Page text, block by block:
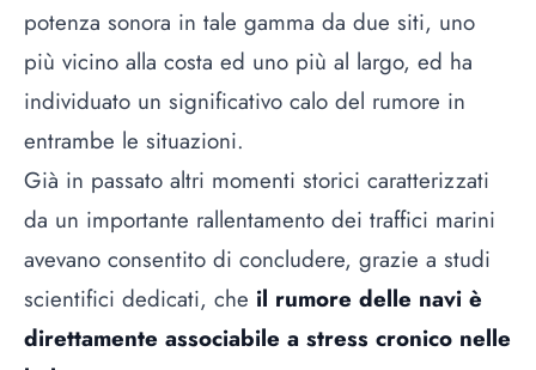
potenza sonora in tale gamma da due siti, uno
più vicino alla costa ed uno più al largo, ed ha
individuato un significativo calo del rumore in
entrambe le situazioni.
Già in passato altri momenti storici caratterizzati
da un importante rallentamento dei traffici marini
avevano consentito di concludere, grazie a studi
scientifici dedicati, che il rumore delle navi è
direttamente associabile a stress cronico nelle